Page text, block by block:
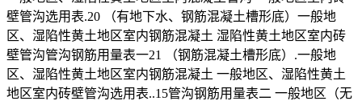
壁管沟选用表.20 （有地下水、钢筋混凝土槽形底）一般地
区、湿陷性黄土地区室内钢筋混凝土 湿陷性黄土地区室内砖
壁管沟管沟钢筋用量表一21 （钢筋混凝土槽形底）.一般地
区、湿陷性黄土地区室内钢筋混凝土 一般地区、湿陷性黄土
地区室内砖壁管沟选用表..15管沟钢筋用量表二 一般地区（无